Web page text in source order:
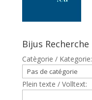
Bijus Recherche
Catègorie / Kategorie:
Plein texte / Volltext: